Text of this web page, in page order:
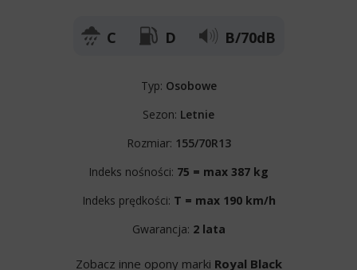
C D B/70dB
Typ: Osobowe
Sezon: Letnie
Rozmiar: 155/70R13
Indeks nośności: 75 = max 387 kg
Indeks prędkości: T = max 190 km/h
Gwarancja: 2 lata
Zobacz inne opony marki Royal Black